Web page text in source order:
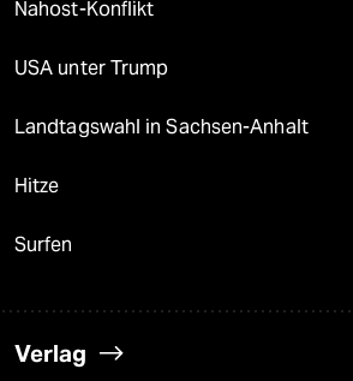
Nahost-Konflikt
USA unter Trump
Landtagswahl in Sachsen-Anhalt
Hitze
Surfen
Verlag